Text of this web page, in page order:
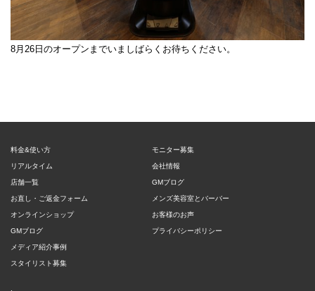
8月26日のオープンまでいましばらくお待ちください。
料金&使い方
リアルタイム
店舗一覧
お直し・ご返金フォーム
オンラインショップ
GMブログ
メディア紹介事例
スタイリスト募集
モニター募集
会社情報
GMブログ
メンズ美容室とバーバー
お客様のお声
プライバシーポリシー